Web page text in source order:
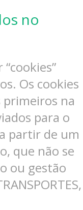
no
Os cookies
na
para o
partir de um
que não se
ou gestão